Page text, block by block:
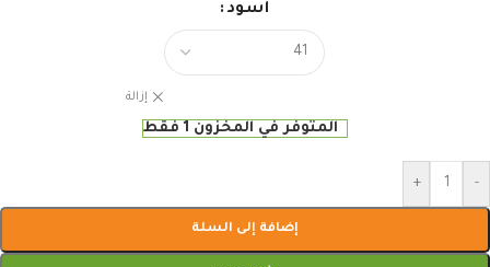
أسود
إزالة
المتوفر في المخزون 1 فقط
-
+
إضافة إلى السلة